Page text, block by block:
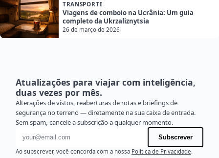
TRANSPORTE
Viagens de comboio na Ucrânia: Um guia
completo da Ukrzaliznytsia
26 de março de 2026
Atualizações para viajar com inteligência,
duas vezes por mês.
Alterações de vistos, reaberturas de rotas e briefings de
segurança no terreno — diretamente na sua caixa de entrada.
Sem spam, cancele a subscrição a qualquer momento.
Endereço de e-mail
Subscrever
Ao subscrever, você concorda com a nossa Política de Privacidade.